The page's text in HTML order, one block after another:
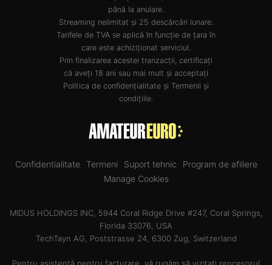
până la anulare.
Streaming nelimitat și 25 descărcări lunare.
Tarifele de TVA se aplică în funcție de țara în
care este achiziționat serviciul.
Prin finalizarea acestei tranzacții, certificați
că aveți 18 ani sau mai mult și acceptați
Politica de confidențialitate și Termenii și
condițiile
Confidentialitate Termeni Suport tehnic
Program de afiliere
Manage Cookies
MIDUS HOLDINGS INC, 5944 Coral Ridge Drive #247, Coral Springs,
Florida 33076, USA
TechTayn AG, Poststrasse 24, 6300 Zug, Switzerland
Pentru asistență pentru facturare, vă rugăm să vizitați procesorul